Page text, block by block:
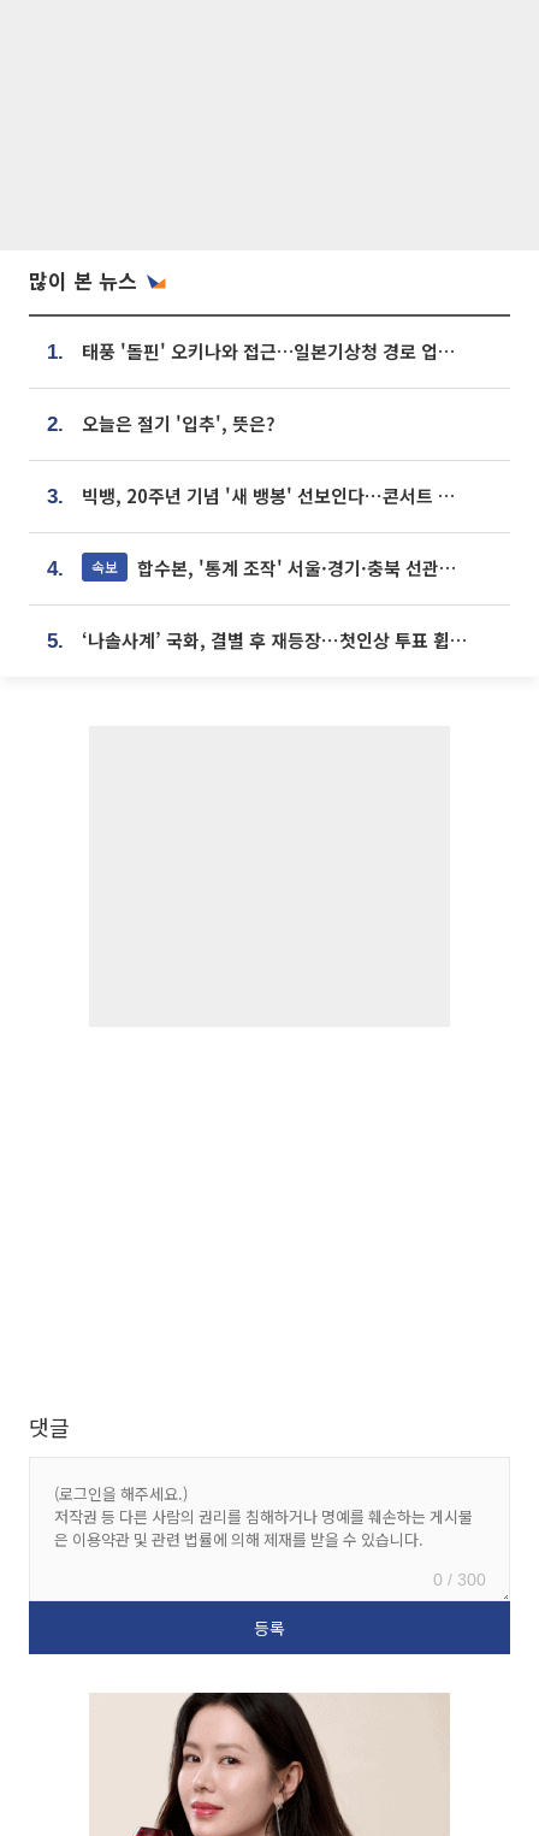
많이 본 뉴스
1. 태풍 '돌핀' 오키나와 접근…일본기상청 경로 업데이트
2. 오늘은 절기 '입추', 뜻은?
3. 빅뱅, 20주년 기념 '새 뱅봉' 선보인다⋯콘서트 앞두고 팝업 개최
4. 속보 합수본, '통계 조작' 서울·경기·충북 선관위 등 추가 압수수색
5. ‘나솔사계’ 국화, 결별 후 재등장⋯첫인상 투표 휩쓸고 ‘인기녀’ 등극
댓글
0 / 300